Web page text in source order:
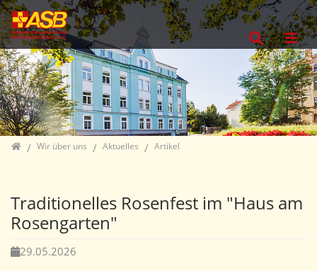
Direkt zur Hauptnavigation springen
Direkt zum Inhalt springen
Jump to sub navigation
HomeWir über uns Aktuelles Artikel
Traditionelles Rosenfest im "Haus am
Rosengarten"
29.05.2026